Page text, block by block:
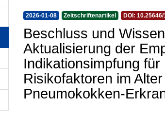
2026-01-08 Zeitschriftenartikel DOI:
Beschluss und
Aktualisierung der
Indikationsimpfung
Risikofaktoren im
Pneumokokken-